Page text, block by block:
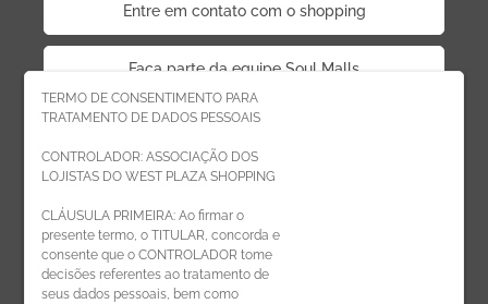
TERMO DE CONSENTIMENTO PARA
TRATAMENTO DE DADOS PESSOAIS
CONTROLADOR: ASSOCIAÇÃO DOS
LOJISTAS DO WEST PLAZA SHOPPING
CLÁUSULA PRIMEIRA: Ao firmar o
presente termo, o TITULAR, concorda e
consente que o CONTROLADOR tome
decisões referentes ao tratamento de
seus dados pessoais, bem como
Entre em contato com o shopping
Faça parte da equipe Soul Malls
Faça parte da equipe West Plaza
Politica de privacidade
Código de Ética de Parceiros